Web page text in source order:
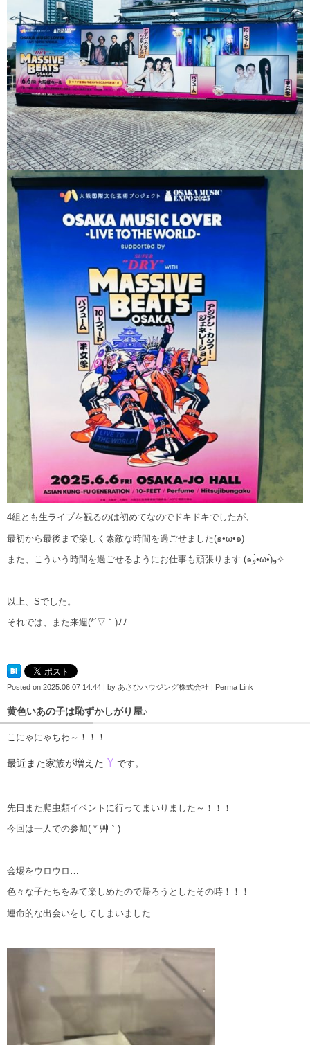
4組とも生ライブを観るのは初めてなのでドキドキでしたが、
最初から最後まで楽しく素敵な時間を過ごせました(๑•ω•๑)
また、こういう時間を過ごせるようにお仕事も頑張ります (๑و•̀ω•́)و✧
以上、Sでした。
それでは、また来週(*´▽｀)ﾉﾉ
Posted on 2025.06.07 14:44 by あさひハウジング株式会社 Perma Link
黄色いあの子は恥ずかしがり屋♪
こにゃにゃちわ～！！！
最近また家族が増えた Ｙ です。
先日また爬虫類イベントに行ってまいりました～！！！
今回は一人での参加( *´艸｀)
会場をウロウロ…
色々な子たちをみて楽しめたので帰ろうとしたその時！！！
運命的な出会いをしてしまいました…